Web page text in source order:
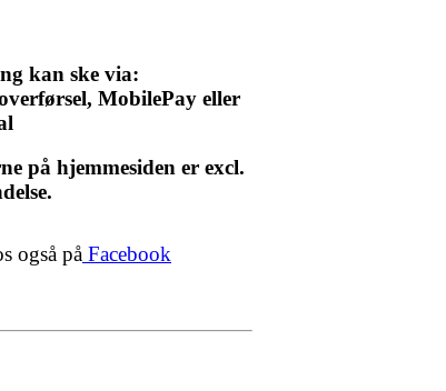
kan ske via:
MobilePay eller
på hjemmesiden er excl.
også på Facebook